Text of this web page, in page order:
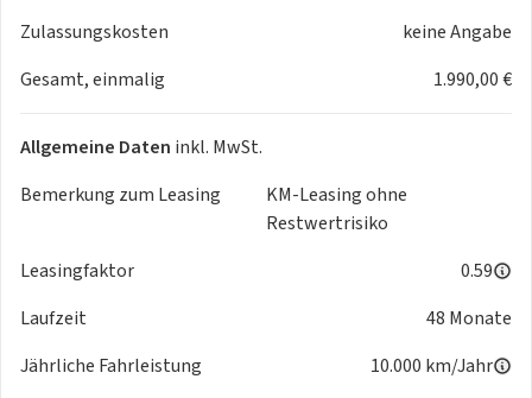
Sitzbezüge Fahrerhaus wie Wohnraum,
Lyseo TD 684 Bürstner.
Zudem bestehend aus: Lederlenkrad Fiat, ESP mit Traction+
Fiat, Leichtmetallfelgen Fiat 16 Zoll Light, Scheinwerfer mit
schwarzem Rahmen, Kühlergrill glänzend schwarz mit
Chromstreifen (Entfall Logo), HL Paket Lyseo TD Fiat Light
Marken Frankia, Yucon, Joa Camp, Bürstner, Sunlight und
Zulassungskosten
keine Angabe
Gesamt, einmalig
1.990,00 €
Allgemeine Daten inkl. MwSt.
Bemerkung zum Leasing
KM-Leasing ohne
Restwertrisiko
Leasingfaktor
0.59
Laufzeit
48 Monate
Jährliche Fahrleistung
10.000 km/Jahr